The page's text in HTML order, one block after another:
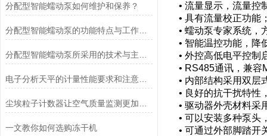
分配型智能蠕动泵如何维护和保养？
分配型智能蠕动泵的功能特点与工作模式介绍
电子分析天平的计量性能要求和注意事项说明
一文教你如何选购冻干机
• 流量显示，流量控
• 具有流量校正功能
• 蠕动泵专家系统，
• 智能温控功能，降
• 外控高低电平控制
• RS485通讯，兼容
• 内部结构采用双层
• 良好的抗干扰特性
• 驱动器外壳材料采
• 可以安装多种泵头
• 可通过外部脚踏开